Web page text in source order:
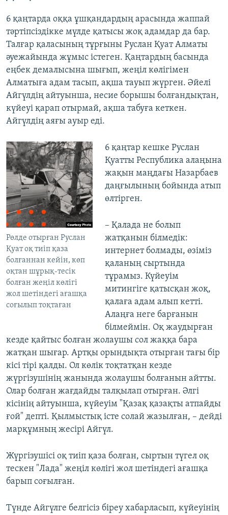
6 қаңтарда оққа ұшқандардың арасында жаппай
тәртіпсіздікке мүлде қатысы жоқ адамдар да бар.
Талғар қаласының тұрғыны Руслан Қуат Алматы
әуежайында жұмыс істеген. Қаңтардың басында
еңбек демалысына шығып, жеңіл көлігімен
Алматыға адам тасып, ақша тауып жүрген. Әйелі
Айгүлдің айтуынша, несие борышы болғандықтан,
күйеуі қарап отырмай, ақша табуға кеткен.
Айгүлдің аяғы ауыр еді.
Рөлде отырған Руслан
Қуат оқ тиіп қаза
болғаннан кейін, көп
оқтан шұрық-тесік
болған жеңіл көлігі
жол шетіндегі ағашқа
соғылып тоқтаған
6 қаңтар кешке Руслан
Қуатты Республика алаңына
жақын маңдағы Назарбаев
даңғылының бойында атып
өлтірген.
– Қалада не болып
жатқанын білмедік:
интернет болмады, өзіміз
қаланың сыртында
тұрамыз. Күйеуім
митингіге қатысқан жоқ,
қалаға адам алып кетті.
Алаңға неге барғанын
білмеймін. Оқ жаудырған
кезде қайтыс болған жолаушы сол жаққа бара
жатқан шығар. Артқы орындықта отырған тағы бір
кісі тірі қалды. Ол көлік тоқтатқан кезде
жүргізушінің жанында жолаушы болғанын айтты.
Олар болған жағдайды талқылап отырған. Әлгі
кісінің айтуынша, күйеуім "Қазақ қазақты атпайды
ғой" депті. Қылмыстық істе солай жазылған, – дейді
марқұмның жесірі Айгүл.
Жүргізушісі оқ тиіп қаза болған, сыртын түгел оқ
тескен "Лада" жеңіл көлігі жол шетіндегі ағашқа
барып соғылған.
Түнде Айгүлге белгісіз біреу хабарласып, күйеуінің